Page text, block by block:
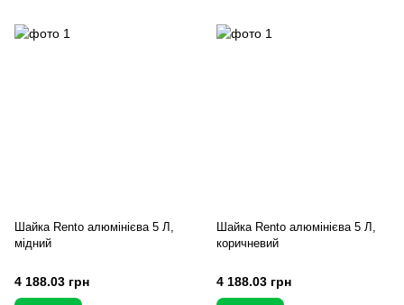
Шайка Rento алюмінієва 5 Л,
мідний
4 188.03 грн
Шайка Rento алюмінієва 5 Л,
коричневий
4 188.03 грн